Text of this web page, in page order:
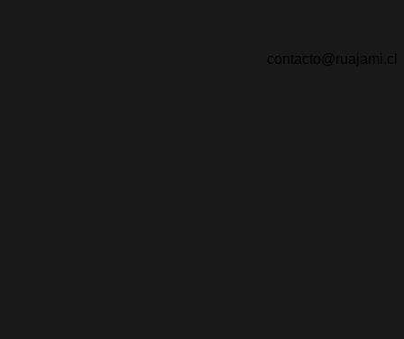
contacto@ruajami.cl